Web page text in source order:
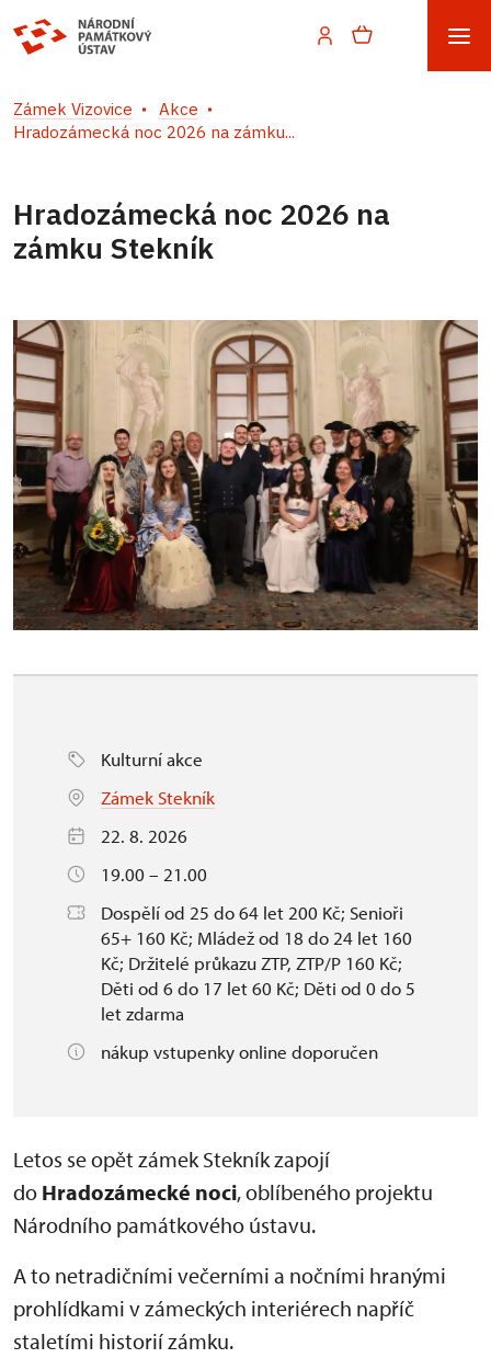
Zámek Vizovice
Akce
Hradozámecká noc 2026 na zámku...
Hradozámecká noc 2026 na
zámku Stekník
Kulturní akce
Zámek Stekník
22. 8. 2026
19.00 – 21.00
Dospělí od 25 do 64 let 200 Kč; Senioři
65+ 160 Kč; Mládež od 18 do 24 let 160
Kč; Držitelé průkazu ZTP, ZTP/P 160 Kč;
Děti od 6 do 17 let 60 Kč; Děti od 0 do 5
let zdarma
nákup vstupenky online doporučen
Letos se opět zámek Stekník zapojí
do Hradozámecké noci, oblíbeného projektu
Národního památkového ústavu.
A to netradičními večerními a nočními hranými
prohlídkami v zámeckých interiérech napříč
staletími historií zámku.